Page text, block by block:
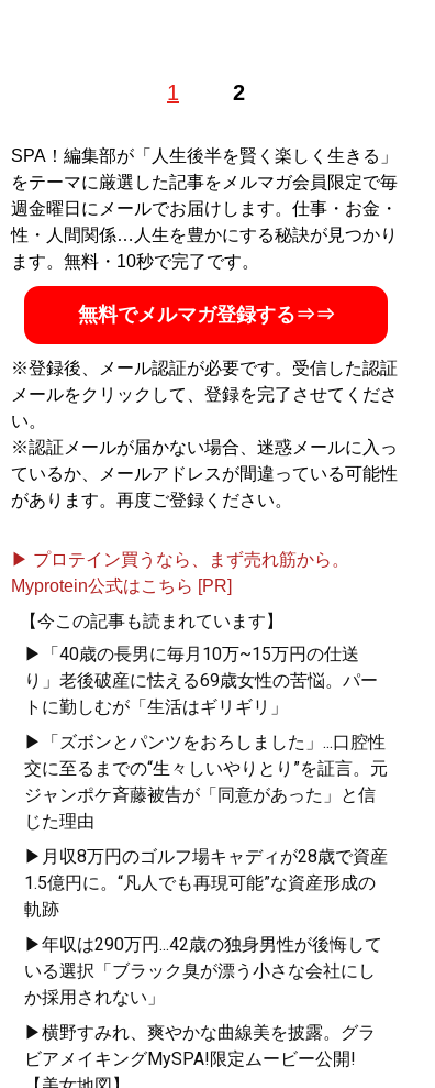
1 2
SPA！編集部が「人生後半を賢く楽しく生きる」
をテーマに厳選した記事をメルマガ会員限定で毎
週金曜日にメールでお届けします。仕事・お金・
性・人間関係…人生を豊かにする秘訣が見つかり
ます。無料・10秒で完了です。
無料でメルマガ登録する⇒⇒
※登録後、メール認証が必要です。受信した認証
メールをクリックして、登録を完了させてくださ
い。
※認証メールが届かない場合、迷惑メールに入っ
ているか、メールアドレスが間違っている可能性
があります。再度ご登録ください。
▶ プロテイン買うなら、まず売れ筋から。
Myprotein公式はこちら [PR]
【今この記事も読まれています】
▶「40歳の長男に毎月10万~15万円の仕送
り」老後破産に怯える69歳女性の苦悩。パー
トに勤しむが「生活はギリギリ」
▶「ズボンとパンツをおろしました」...口腔性
交に至るまでの“生々しいやりとり”を証言。元
ジャンポケ斉藤被告が「同意があった」と信
じた理由
▶月収8万円のゴルフ場キャディが28歳で資産
1.5億円に。“凡人でも再現可能”な資産形成の
軌跡
▶年収は290万円...42歳の独身男性が後悔して
いる選択「ブラック臭が漂う小さな会社にし
か採用されない」
▶横野すみれ、爽やかな曲線美を披露。グラ
ビアメイキングMySPA!限定ムービー公開!